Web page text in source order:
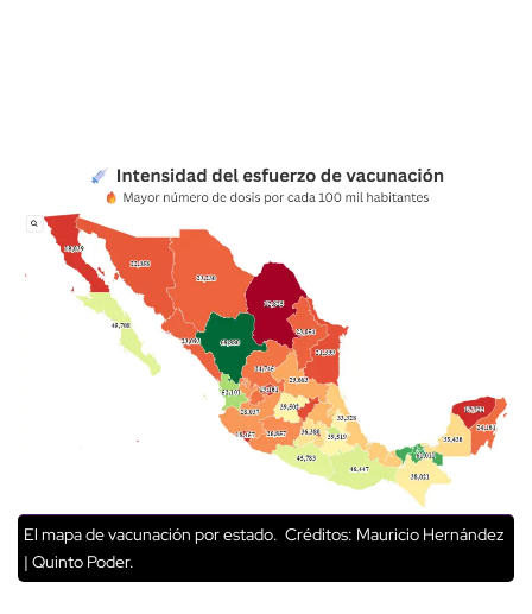
El mapa de vacunación por estado. Créditos: Mauricio Hernández
| Quinto Poder.